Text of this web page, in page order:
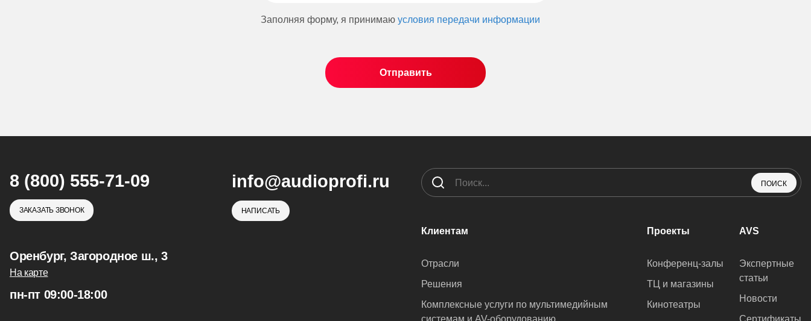
Заполняя форму, я принимаю условия передачи информации
8 (800) 555-71-09
ЗАКАЗАТЬ ЗВОНОК
info@audioprofi.ru
НАПИСАТЬ
Оренбург, Загородное ш., 3
На карте
пн-пт 09:00-18:00
ПОИСК
Клиентам
Отрасли
Решения
Комплексные услуги по мультимедийным
системам и AV-оборудованию
Проекты
Конференц-залы
ТЦ и магазины
Кинотеатры
AVS
Экспертные
статьи
Новости
Сертификаты